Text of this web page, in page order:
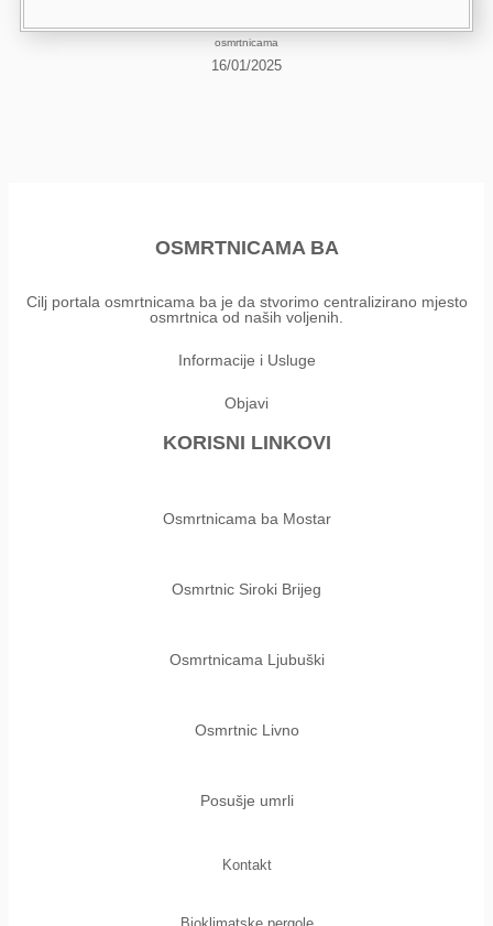
osmrtnicama
16/01/2025
OSMRTNICAMA BA
Cilj portala osmrtnicama ba je da stvorimo centralizirano mjesto
osmrtnica od naših voljenih.
Informacije i Usluge
Objavi
KORISNI LINKOVI
Osmrtnicama ba Mostar
Osmrtnic Siroki Brijeg
Osmrtnicama Ljubuški
Osmrtnic Livno
Posušje umrli
Kontakt